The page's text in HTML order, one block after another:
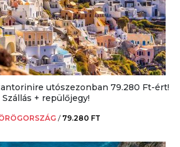
utószezonban 79.280 Ft-ért!
Szállás + repülőjegy!
/ 79.280 FT